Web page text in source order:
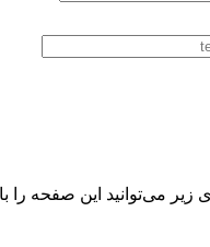
زیر می‌توانید این صفحه را